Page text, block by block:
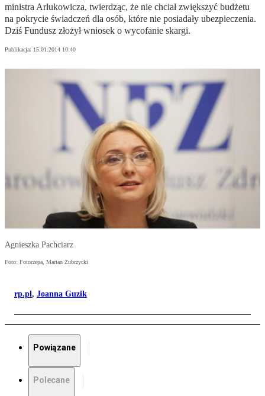
ministra Arłukowicza, twierdząc, że nie chciał zwiększyć budżetu
na pokrycie świadczeń dla osób, które nie posiadały ubezpieczenia.
Dziś Fundusz złożył wniosek o wycofanie skargi.
Publikacja: 15.01.2014 10:40
Agnieszka Pachciarz
Foto: Fotorzepa, Marian Zubrzycki
rp.pl, Joanna Guzik
Powiązane
Polecane